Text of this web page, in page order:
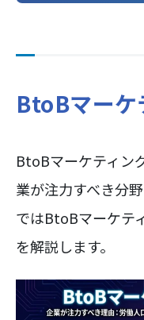
BtoBマーケ
BtoBマーケティン
業が注力すべき分
ではBtoBマーケテ
を解説します。